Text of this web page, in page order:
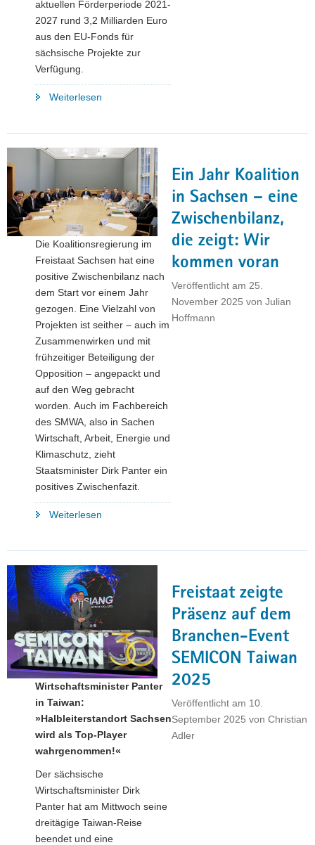
aktuellen Förderperiode 2021-
2027 rund 3,2 Milliarden Euro
aus den EU-Fonds für
sächsische Projekte zur
Verfügung.
Weiterlesen
Sachsens
EU-
Förderprogramme
ziehen
Zwischenbilanz "
Ein Jahr Koalition
in Sachsen – eine
Zwischenbilanz,
die zeigt: Wir
kommen voran
Veröffentlicht am 25.
November 2025 von Julian
Hoffmann
Die Koalitionsregierung im
Freistaat Sachsen hat eine
positive Zwischenbilanz nach
dem Start vor einem Jahr
gezogen. Eine Vielzahl von
Projekten ist seither – auch im
Zusammenwirken und mit
frühzeitiger Beteiligung der
Opposition – angepackt und
auf den Weg gebracht
worden. Auch im Fachbereich
des SMWA, also in Sachen
Wirtschaft, Arbeit, Energie und
Klimaschutz, zieht
Staatsminister Dirk Panter ein
positives Zwischenfazit.
Weiterlesen
Sachsen
–
eine
Zwischenbilanz,
die
zeigt:
Wir
kommen
Freistaat zeigte
Präsenz auf dem
Branchen-Event
SEMICON Taiwan
2025
Veröffentlicht am 10.
September 2025 von Christian
Adler
Wirtschaftsminister Panter
in Taiwan:
»Halbleiterstandort Sachsen
wird als Top-Player
wahrgenommen!«
Der sächsische
Wirtschaftsminister Dirk
Panter hat am Mittwoch seine
dreitägige Taiwan-Reise
beendet und eine